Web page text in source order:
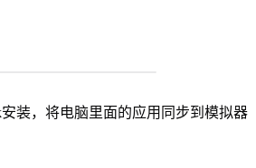
装，将电脑里面的应用同步到模拟器